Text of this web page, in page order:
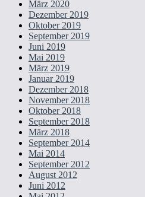
März 2020
Dezember 2019
Oktober 2019
September 2019
Juni 2019
Mai 2019
März 2019
Januar 2019
Dezember 2018
November 2018
Oktober 2018
September 2018
März 2018
September 2014
Mai 2014
September 2012
August 2012
Juni 2012